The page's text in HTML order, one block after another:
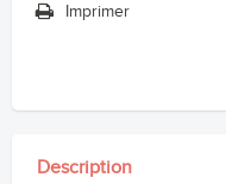
Imprimer
Description